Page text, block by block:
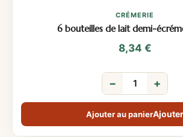
CRÉMERIE
6 bouteilles de lait demi-
8,34 €
− +
Ajouter au panier